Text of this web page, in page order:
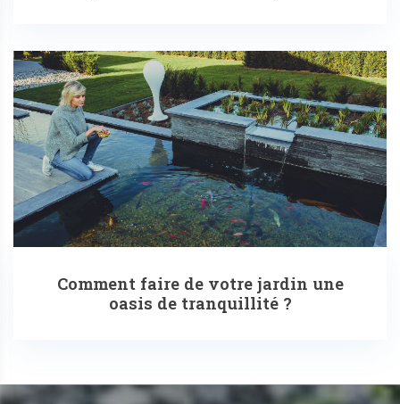
Comment faire de votre jardin une
oasis de tranquillité ?